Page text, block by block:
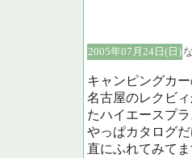
2005年07月24日(日)
キャンピングカ
名古屋のレクビ
たハイエースプ
やっぱカタログだ
直にふれてみてま